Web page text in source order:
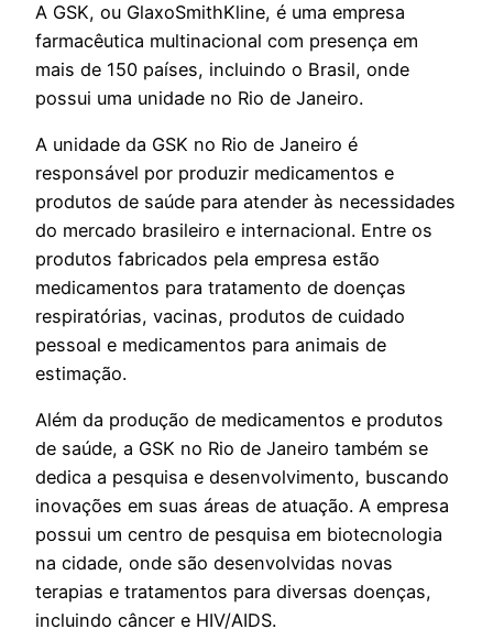
A GSK, ou GlaxoSmithKline, é uma empresa
farmacêutica multinacional com presença em
mais de 150 países, incluindo o Brasil, onde
possui uma unidade no Rio de Janeiro.
A unidade da GSK no Rio de Janeiro é
responsável por produzir medicamentos e
produtos de saúde para atender às necessidades
do mercado brasileiro e internacional. Entre os
produtos fabricados pela empresa estão
medicamentos para tratamento de doenças
respiratórias, vacinas, produtos de cuidado
pessoal e medicamentos para animais de
estimação.
Além da produção de medicamentos e produtos
de saúde, a GSK no Rio de Janeiro também se
dedica a pesquisa e desenvolvimento, buscando
inovações em suas áreas de atuação. A empresa
possui um centro de pesquisa em biotecnologia
na cidade, onde são desenvolvidas novas
terapias e tratamentos para diversas doenças,
incluindo câncer e HIV/AIDS.